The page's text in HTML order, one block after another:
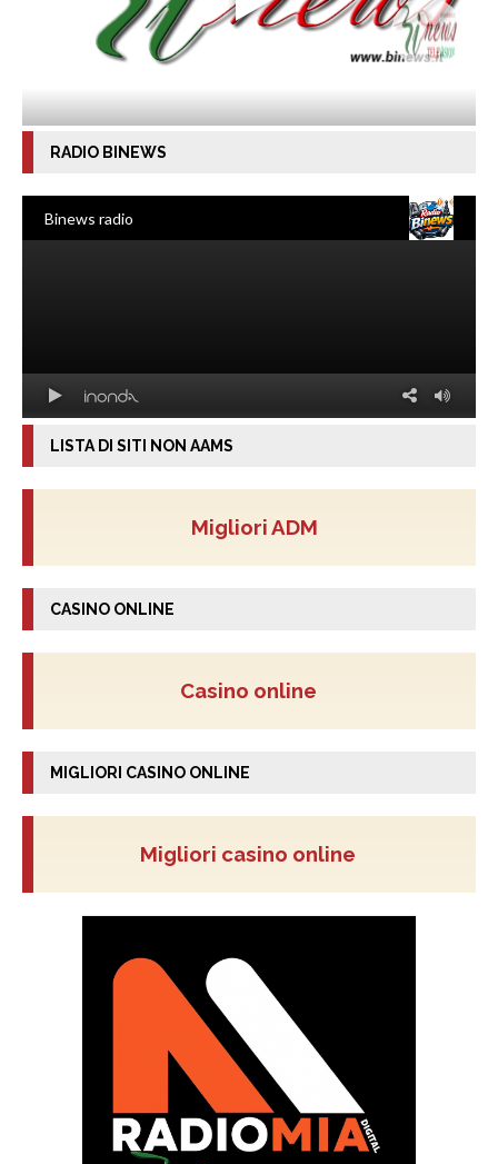
RADIO BINEWS
LISTA DI SITI NON AAMS
Migliori ADM
CASINO ONLINE
Casino online
MIGLIORI CASINO ONLINE
Migliori casino online